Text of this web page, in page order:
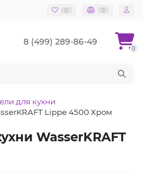
0 0
8 (499) 289-86-49
0
для кухни
Lippe 4500 Хром
WasserKRAFT